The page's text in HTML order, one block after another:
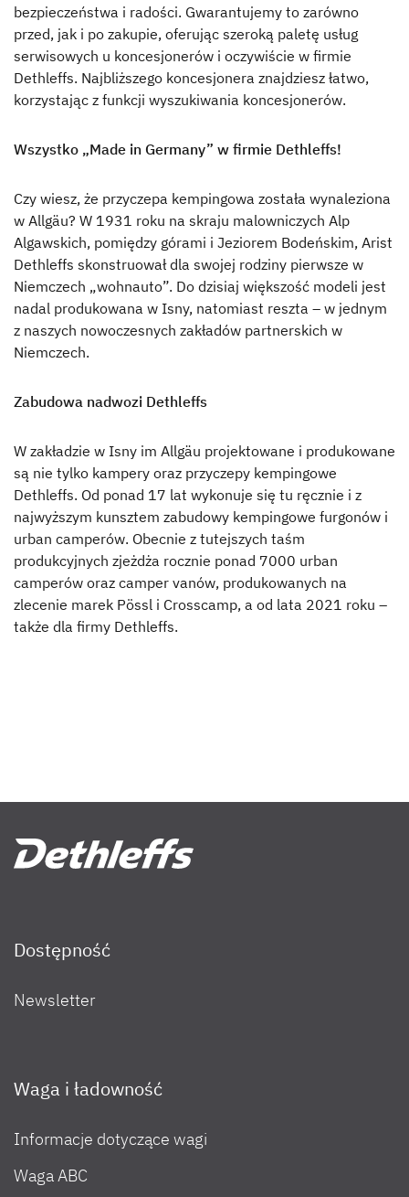
bezpieczeństwa i radości. Gwarantujemy to zarówno
przed, jak i po zakupie, oferując szeroką paletę usług
serwisowych u koncesjonerów i oczywiście w firmie
Dethleffs. Najbliższego koncesjonera znajdziesz łatwo,
korzystając z funkcji wyszukiwania koncesjonerów.
Wszystko „Made in Germany” w firmie Dethleffs!
Czy wiesz, że przyczepa kempingowa została wynaleziona
w Allgäu? W 1931 roku na skraju malowniczych Alp
Algawskich, pomiędzy górami i Jeziorem Bodeńskim, Arist
Dethleffs skonstruował dla swojej rodziny pierwsze w
Niemczech „wohnauto”. Do dzisiaj większość modeli jest
nadal produkowana w Isny, natomiast reszta – w jednym
z naszych nowoczesnych zakładów partnerskich w
Niemczech.
Zabudowa nadwozi Dethleffs
W zakładzie w Isny im Allgäu projektowane i produkowane
są nie tylko kampery oraz przyczepy kempingowe
Dethleffs. Od ponad 17 lat wykonuje się tu ręcznie i z
najwyższym kunsztem zabudowy kempingowe furgonów i
urban camperów. Obecnie z tutejszych taśm
produkcyjnych zjeżdża rocznie ponad 7000 urban
camperów oraz camper vanów, produkowanych na
zlecenie marek Pössl i Crosscamp, a od lata 2021 roku –
także dla firmy Dethleffs.
Filtruj wyniki
Dostępność
Newsletter
Waga i ładowność
Informacje dotyczące wagi
Waga ABC